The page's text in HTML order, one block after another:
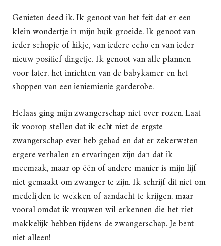
Genieten deed ik. Ik genoot van het feit dat er een
klein wondertje in mijn buik groeide. Ik genoot van
ieder schopje of hikje, van iedere echo en van ieder
nieuw positief dingetje. Ik genoot van alle plannen
voor later, het inrichten van de babykamer en het
shoppen van een ieniemienie garderobe.
Helaas ging mijn zwangerschap niet over rozen. Laat
ik voorop stellen dat ik echt niet de ergste
zwangerschap ever heb gehad en dat er zekerweten
ergere verhalen en ervaringen zijn dan dat ik
meemaak, maar op één of andere manier is mijn lijf
niet gemaakt om zwanger te zijn. Ik schrijf dit niet om
medelijden te wekken of aandacht te krijgen, maar
vooral omdat ik vrouwen wil erkennen die het niet
makkelijk hebben tijdens de zwangerschap. Je bent
niet alleen!